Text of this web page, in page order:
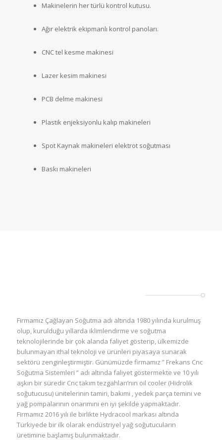
Makinelerin her türlü kontrol kutusu.
Ağır elektrik ekipmanlı kontrol panoları.
CNC tel kesme makinesi
Lazer kesim makinesi
PCB delme makinesi
Plastik enjeksiyonlu kalıp makineleri
Spot Kaynak makineleri elektrot soğutması
Baskı makineleri
Firmamız Çağlayan Soğutma adı altında 1980 yılında kurulmuş
olup, kurulduğu yıllarda iklimlendirme ve soğutma
teknolojilerinde bir çok alanda faliyet gösterip, ülkemizde
bulunmayan ithal teknoloji ve ürünleri piyasaya sunarak
sektörü zenginleştirmiştir. Günümüzde firmamız ” Frekans Cnc
Soğutma Sistemleri ” adı altında faliyet göstermekte ve 10 yılı
aşkın bir süredir Cnc takım tezgahları’nın oil cooler (Hidrolik
soğutucusu) ünitelerinin tamiri, bakımi , yedek parça temini ve
yağ pompalarının onarımını en iyi şekilde yapmaktadır.
Firmamız 2016 yılı ile birlikte Hydracool markası altında
Türkiyede bir ilk olarak endüstriyel yağ soğutucuların
üretimine başlamış bulunmaktadır.